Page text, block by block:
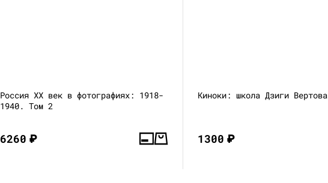
Россия XX век в фотографиях: 1918-
1940. Том 2
6260₽
Киноки: школа Дзиги Вертова
1300₽